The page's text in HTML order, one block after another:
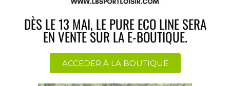
DÈS LE 13 MAI, LE PURE ECO LINE SERA
EN VENTE SUR LA E-BOUTIQUE.
ACCEDER À LA BOUTIQUE